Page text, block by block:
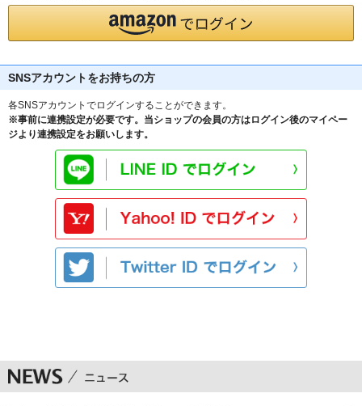
SNSアカウントをお持ちの方
各SNSアカウントでログインすることができます。
※事前に連携設定が必要です。当ショップの会員の方はログイン後のマイペー
ジより連携設定をお願いします。